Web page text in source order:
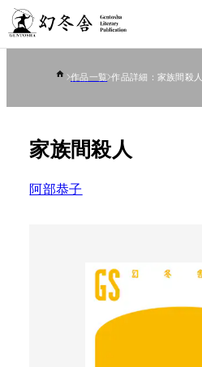
作品一覧 作品詳細：家族間殺人
家族間殺人
阿部恭子